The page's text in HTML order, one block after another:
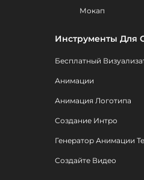
Мокап
Инструменты Для
Бесплатный
Анимации
Анимация Логотипа
Создание Интро
Генератор Анимации
Создайте Видео